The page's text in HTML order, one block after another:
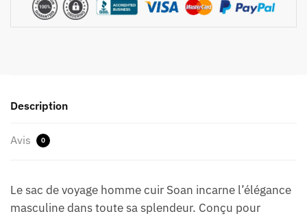
Description
Avis 0
Le sac de voyage homme cuir Soan incarne l’élégance
masculine dans toute sa splendeur. Conçu pour